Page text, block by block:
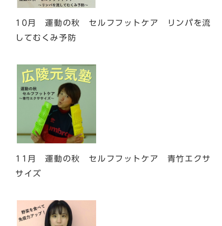
10月 運動の秋 セルフフットケア リンパを流
してむくみ予防
11月 運動の秋 セルフフットケア 青竹エクサ
サイズ